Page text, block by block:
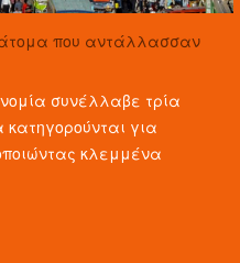
που αντάλλασσαν
συνέλλαβε τρία
για
κλεμμένα